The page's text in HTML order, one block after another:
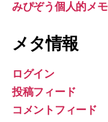
みぴぞう個人的メモ
メタ情報
ログイン
投稿フィード
コメントフィード